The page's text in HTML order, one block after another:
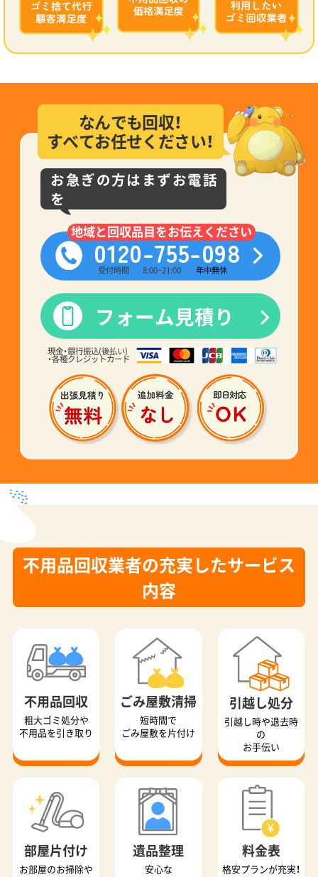
なんでも回収！
すべてお任せください！
お急ぎの方はまずお電話
を
0120-755-098
地域と回収品目をお伝えください
受付時間 8:00~21:00 年中無休
フォーム見積り
現金・銀行振込(後払い)
・各種クレジットカード
不用品回収業者の充実したサービス
内容
不用品回収
粗大ゴミ処分や
不用品を引き取り
ごみ屋敷清掃
短時間で
ごみ屋敷を片付け
引越し処分
引越し時や退去時
の
お手伝い
部屋片付け
お部屋のお掃除や
遺品整理
安心な
料金表
格安プランが充実！